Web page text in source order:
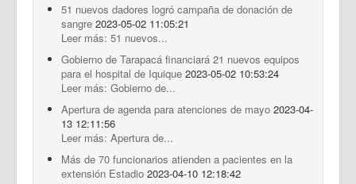
51 nuevos dadores logró campaña de donación de
sangre 2023-05-02 11:05:21
Leer más: 51 nuevos...
Gobierno de Tarapacá financiará 21 nuevos equipos
para el hospital de Iquique 2023-05-02 10:53:24
Leer más: Gobierno de...
Apertura de agenda para atenciones de mayo 2023-04-
13 12:11:56
Leer más: Apertura de...
Más de 70 funcionarios atienden a pacientes en la
extensión Estadio 2023-04-10 12:18:42